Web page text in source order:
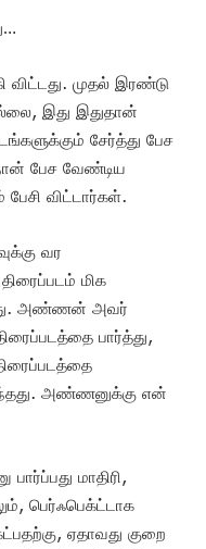
விட்டது. முதல் இரண்டு
இது இதுதான்
சேர்த்து பேச
பேச வேண்டிய
விட்டார்கள்.
வர
மிக
அண்ணன் அவர்
பார்த்து,
அண்ணனுக்கு என்
மாதிரி,
பெர்ஃபெக்ட்டாக
ஏதாவது குறை